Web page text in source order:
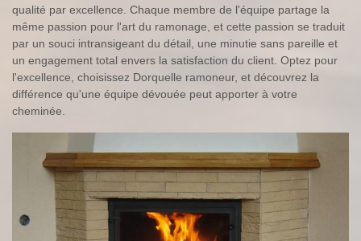
qualité par excellence. Chaque membre de l'équipe partage la
même passion pour l'art du ramonage, et cette passion se traduit
par un souci intransigeant du détail, une minutie sans pareille et
un engagement total envers la satisfaction du client. Optez pour
l'excellence, choisissez Dorquelle ramoneur, et découvrez la
différence qu'une équipe dévouée peut apporter à votre
cheminée.